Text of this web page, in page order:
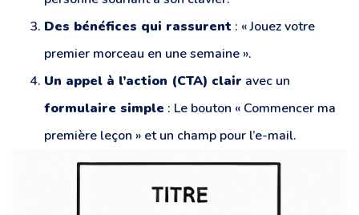
Des bénéfices qui rassurent : « Jouez votre
premier morceau en une semaine ».
Un appel à l’action (CTA) clair avec un
formulaire simple : Le bouton « Commencer ma
première leçon » et un champ pour l’e-mail.